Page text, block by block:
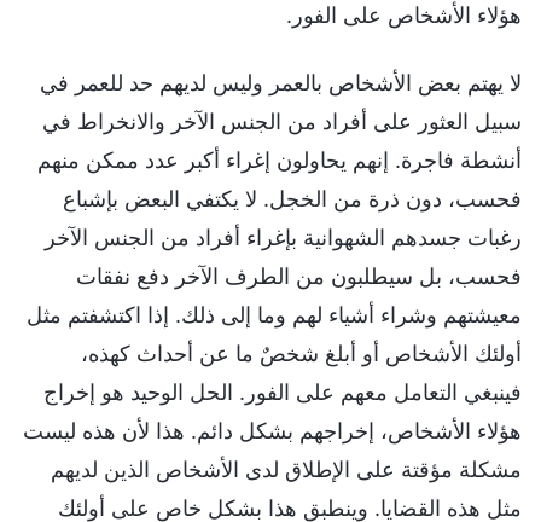
هؤلاء الأشخاص على الفور.
لا يهتم بعض الأشخاص بالعمر وليس لديهم حد للعمر في
سبيل العثور على أفراد من الجنس الآخر والانخراط في
أنشطة فاجرة. إنهم يحاولون إغراء أكبر عدد ممكن منهم
فحسب، دون ذرة من الخجل. لا يكتفي البعض بإشباع
رغبات جسدهم الشهوانية بإغراء أفراد من الجنس الآخر
فحسب، بل سيطلبون من الطرف الآخر دفع نفقات
معيشتهم وشراء أشياء لهم وما إلى ذلك. إذا اكتشفتم مثل
أولئك الأشخاص أو أبلغ شخصٌ ما عن أحداث كهذه،
فينبغي التعامل معهم على الفور. الحل الوحيد هو إخراج
هؤلاء الأشخاص، إخراجهم بشكل دائم. هذا لأن هذه ليست
مشكلة مؤقتة على الإطلاق لدى الأشخاص الذين لديهم
مثل هذه القضايا. وينطبق هذا بشكل خاص على أولئك